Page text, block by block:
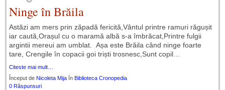
Ninge în Brăila
Astăzi am mers prin zăpadă fericită,Vântul printre ramuri răgușit
iar caută,Orașul cu o maramă albă s-a îmbrăcat,Printre fulgii
argintii mereui am umblat. Așa este Brăila când ninge foarte
tare, Crengile în copacii goi triști trosnesc,Sunt copil…
Citeste mai mult…
Început de Nicoleta Mija în Biblioteca Cronopedia
0 Răspunsuri